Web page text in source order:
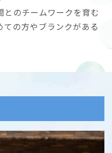
のチームワークを育む
の方やブランクがある